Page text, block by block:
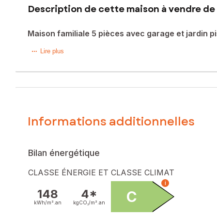
Description de cette maison à vendre de
Maison familiale 5 pièces avec garage et jardin
Dans un environnement calme tout en restant à
Dès l’entrée, vous serez séduit par un espace de vie
parfait pour le télétravail.
Construite sur vide sanitaire, cette maison a su conserver
Visite virtuelle disponible sur demande.
Une opportunité idéale pour une famille en quête de
Les informations sur les risques auxquels ce bien est
Prix de vente : 399 000 €
Honoraires charge vendeur
Lire plus
Informations additionnelles
Bilan énergétique
CLASSE ÉNERGIE ET CLASSE CLIMAT
148
kWh/m². an
4*
kgCO₂/m². an C
i